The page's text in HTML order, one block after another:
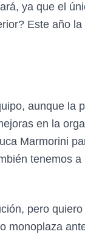
ya que el
Este año
aunque la
en la
Marmorini
tenemos
pero
monoplaza